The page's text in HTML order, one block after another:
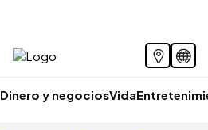
Dinero y negociosVida